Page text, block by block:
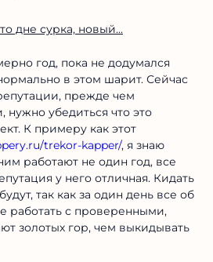
дне сурка, новый...
год, пока не додумался
в этом шарит. Сейчас
прежде чем
нужно убедиться что это
К примеру как этот
trekor-kapper/, я знаю
работают не один год, все
у него отличная. Кидать
так как за один день все об
работать с проверенными,
золотых гор, чем выкидывать